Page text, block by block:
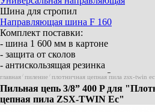
Шина для стропил
Направляющая шина F 160
Комплект поставки:
- шина 1 600 мм в картоне
- защита от сколов
- антискользящая резинка
- пластиковые заглушки - 2 шт.
Направляющая шина F 210
Комплект поставки:
- шина 2 100 мм в картоне
главная / пиление / плотничная цепная пила zsx-twin ec
Пильная цепь 3/8” 400 P для
цепная пила ZSX-TWIN Ec"